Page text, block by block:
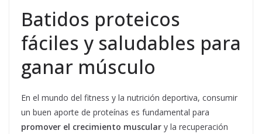
Batidos proteicos
fáciles y saludables para
ganar músculo
En el mundo del fitness y la nutrición deportiva, consumir
un buen aporte de proteínas es fundamental para
promover el crecimiento muscular y la recuperación